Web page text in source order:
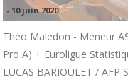
- 10 juin 2020
Théo Maledon - Meneur
Pro A) + Euroligue
LUCAS BARIOULET /